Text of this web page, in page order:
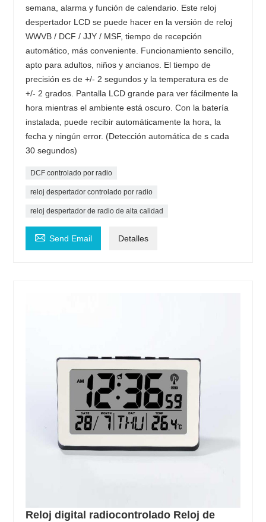
semana, alarma y función de calendario. Este reloj
despertador LCD se puede hacer en la versión de reloj
WWVB / DCF / JJY / MSF, tiempo de recepción
automático, más conveniente. Funcionamiento sencillo,
apto para adultos, niños y ancianos. El tiempo de
precisión es de +/- 2 segundos y la temperatura es de
+/- 2 grados. Pantalla LCD grande para ver fácilmente la
hora mientras el ambiente está oscuro. Con la batería
instalada, puede recibir automáticamente la hora, la
fecha y ningún error. (Detección automática de s cada
30 segundos)
DCF controlado por radio
reloj despertador controlado por radio
reloj despertador de radio de alta calidad
 Send Email Detalles
Reloj digital radiocontrolado Reloj de